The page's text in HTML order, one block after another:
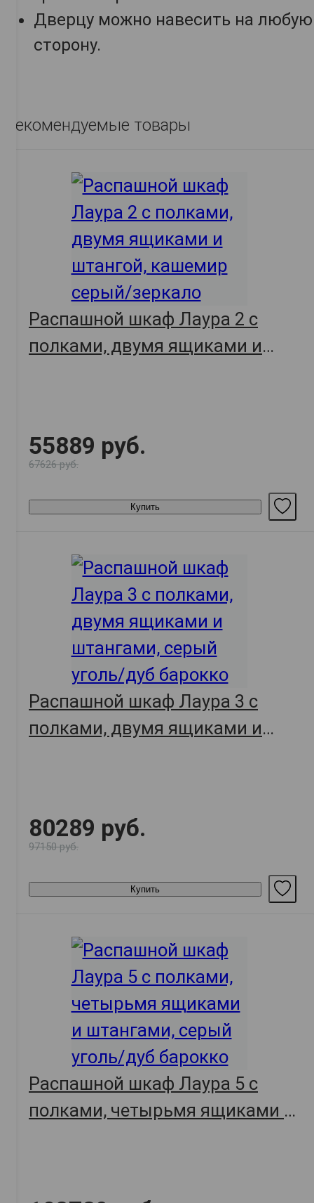
Дверцу можно навесить на любую
сторону.
Рекомендуемые товары
Распашной шкаф Лаура 2 с
полками, двумя ящиками и
55889 руб.
67626 руб.
Купить
Распашной шкаф Лаура 3 с
полками, двумя ящиками и
80289 руб.
97150 руб.
Купить
Распашной шкаф Лаура 5 с
полками, четырьмя ящиками и